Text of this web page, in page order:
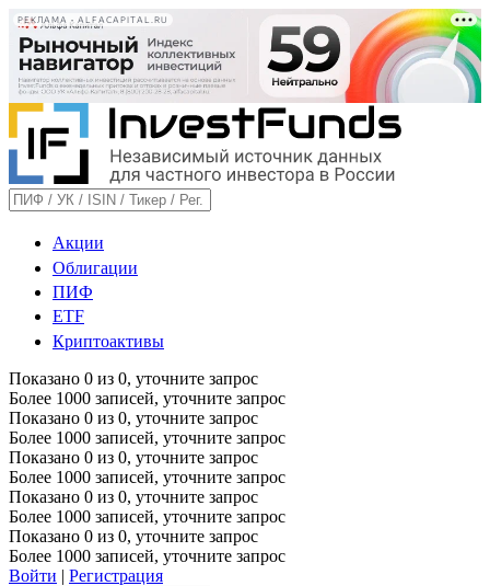
РЕКЛАМА • ALFACAPITAL.RU
Акции
Облигации
ПИФ
ETF
Криптоактивы
Показано 0 из 0, уточните запрос
Более 1000 записей, уточните запрос
Показано 0 из 0, уточните запрос
Более 1000 записей, уточните запрос
Показано 0 из 0, уточните запрос
Более 1000 записей, уточните запрос
Показано 0 из 0, уточните запрос
Более 1000 записей, уточните запрос
Показано 0 из 0, уточните запрос
Более 1000 записей, уточните запрос
Войти | Регистрация